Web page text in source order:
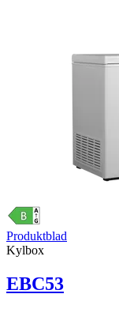
Produktblad
Kylbox
EBC53